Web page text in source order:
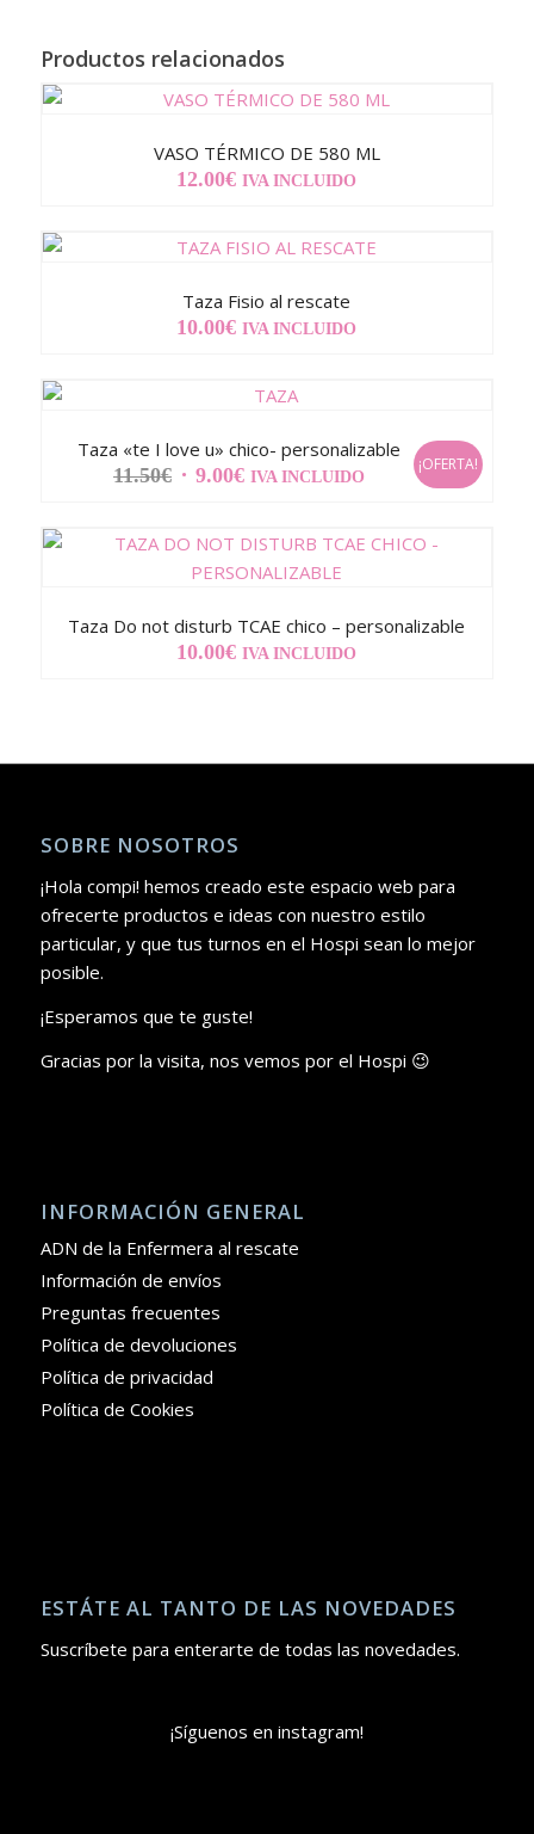
Productos relacionados
VASO TÉRMICO DE 580 ML
12.00€ IVA INCLUIDO
Taza Fisio al rescate
10.00€ IVA INCLUIDO
Taza «te I love u» chico- personalizable
11.50€ EL
ERA:
11.50€.
9.00€EL
ES:
9.00€.
IVA INCLUIDO
¡OFERTA!
Taza Do not disturb TCAE chico – personalizable
10.00€ IVA INCLUIDO
SOBRE NOSOTROS
¡Hola compi! hemos creado este espacio web para
ofrecerte productos e ideas con nuestro estilo
particular, y que tus turnos en el Hospi sean lo mejor
posible.
¡Esperamos que te guste!
Gracias por la visita, nos vemos por el Hospi 😉
INFORMACIÓN GENERAL
ADN de la Enfermera al rescate
Información de envíos
Preguntas frecuentes
Política de devoluciones
Política de privacidad
Política de Cookies
ESTÁTE AL TANTO DE LAS NOVEDADES
Suscríbete para enterarte de todas las novedades.
¡Síguenos en instagram!